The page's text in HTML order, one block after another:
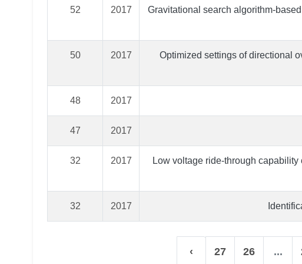
Gravitational search
2017
52
Optimized settings of directional
2017
50
2017
48
2017
47
Low voltage ride‐through
2017
32
2017
32
...
26
27
›